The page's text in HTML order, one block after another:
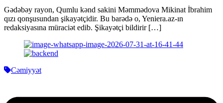
Gədəbəy rayon, Qumlu kənd sakini Məmmədova Mikinat İbrahim
qızı qonşusundan şikayətçidir. Bu barədə o, Yeniera.az-ın
redaksiyasına müraciət edib. Şikayətçi bildirir […]
Cəmiyyət